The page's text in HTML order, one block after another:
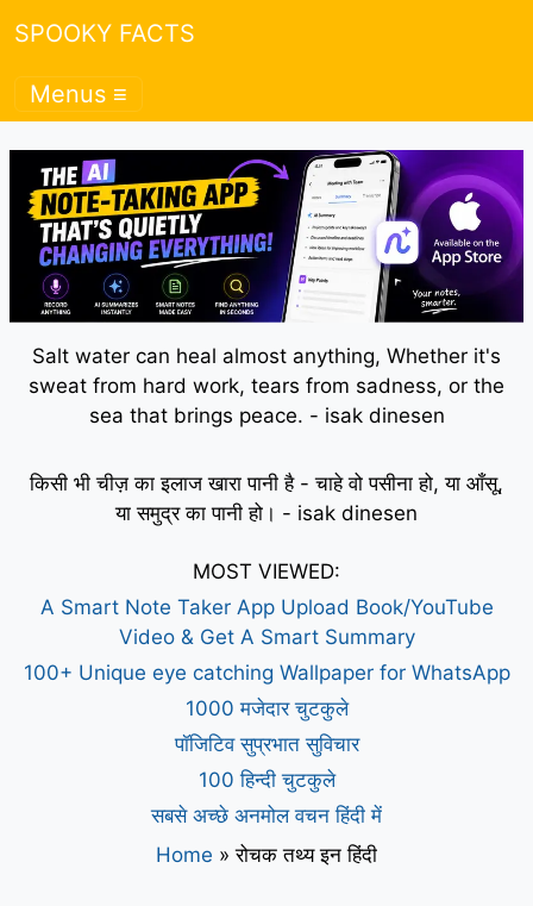
SPOOKY FACTS
Menus ≡
Salt water can heal almost anything, Whether it's
sweat from hard work, tears from sadness, or the
sea that brings peace. - isak dinesen
किसी भी चीज़ का इलाज खारा पानी है - चाहे वो पसीना हो, या आँसू,
या समुद्र का पानी हो। - isak dinesen
MOST VIEWED:
A Smart Note Taker App Upload Book/YouTube
Video & Get A Smart Summary
100+ Unique eye catching Wallpaper for WhatsApp
1000 मजेदार चुटकुले
पॉजिटिव सुप्रभात सुविचार
100 हिन्दी चुटकुले
सबसे अच्छे अनमोल वचन हिंदी में
Home »रोचक तथ्य इन हिंदी